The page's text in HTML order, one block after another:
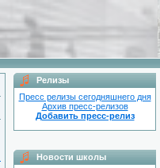
Релизы
Пресс релизы сегодняшнего дня
Архив пресс-релизов
Добавить пресс-релиз
Новости школы